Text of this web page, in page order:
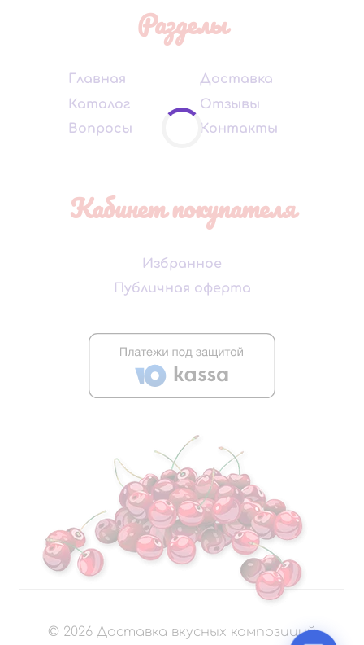
Разделы
Главная
Каталог
Вопросы
Доставка
Отзывы
Контакты
Кабинет покупателя
Избранное
Публичная оферта
© 2026 Доставка вкусных композиций